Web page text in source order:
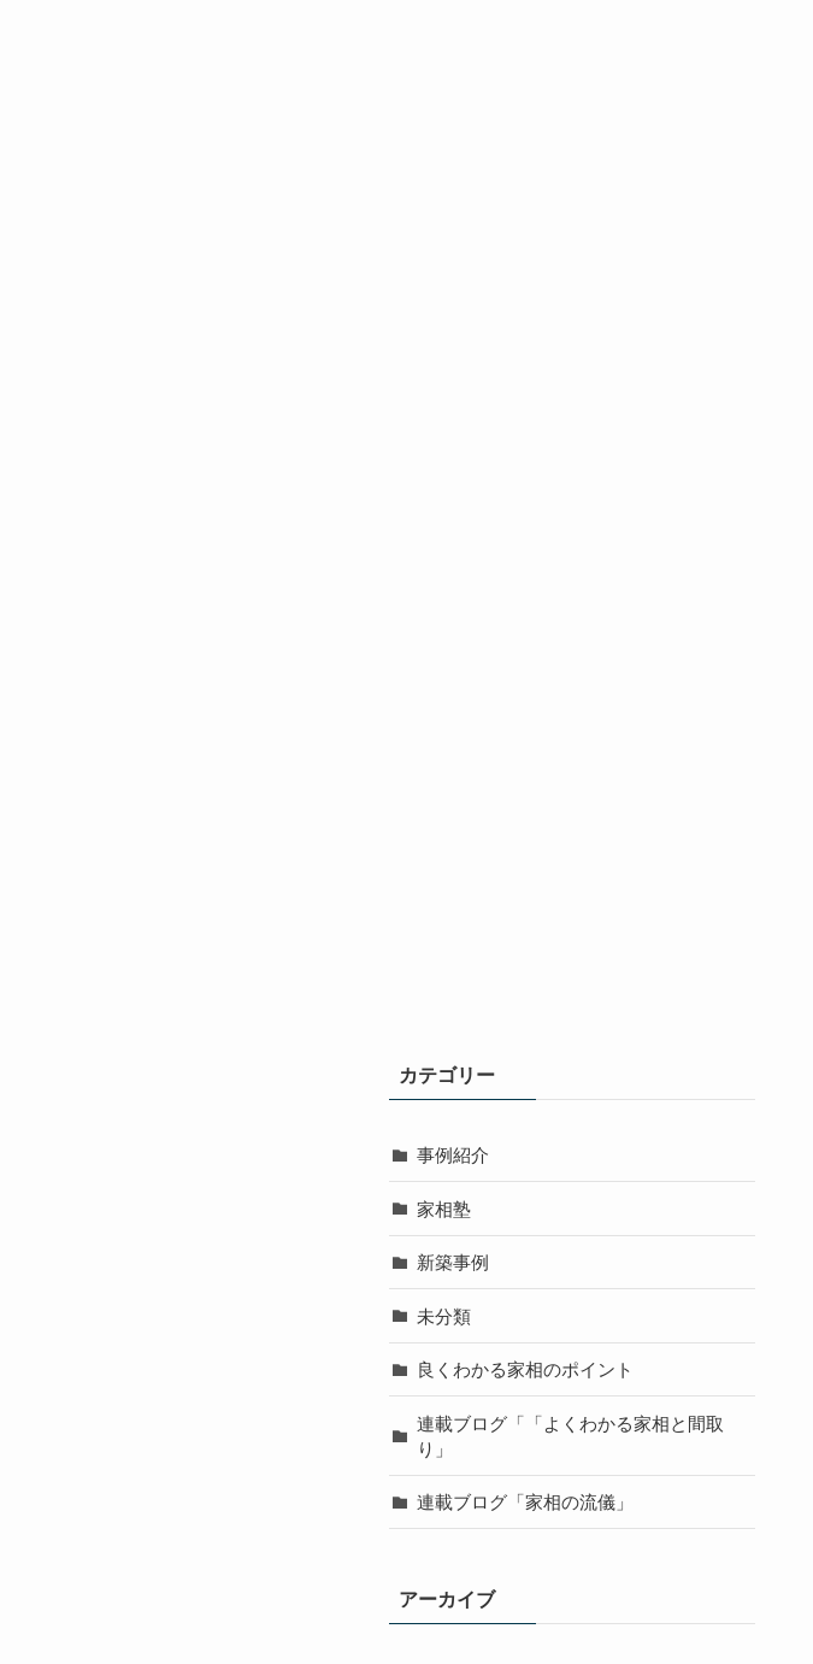
カテゴリー
事例紹介
家相塾
新築事例
未分類
良くわかる家相のポイント
連載ブログ「「よくわかる家相と間取
り」
連載ブログ「家相の流儀」
アーカイブ